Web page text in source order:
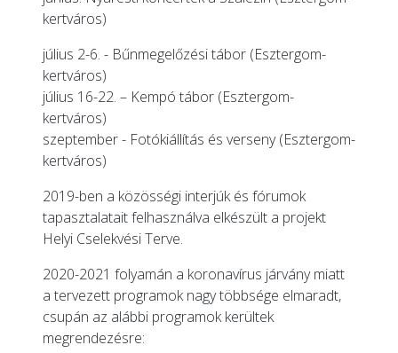
kertváros)
július 2-6. - Bűnmegelőzési tábor (Esztergom-
kertváros)
július 16-22. – Kempó tábor (Esztergom-
kertváros)
szeptember - Fotókiállítás és verseny(Esztergom-
kertváros)
2019-ben a közösségi interjúk és fórumok
tapasztalatait felhasználva elkészült a projekt
Helyi Cselekvési Terve.
2020-2021 folyamán a koronavírus járvány miatt
a tervezett programok nagy többsége elmaradt,
csupán az alábbi programok kerültek
megrendezésre: